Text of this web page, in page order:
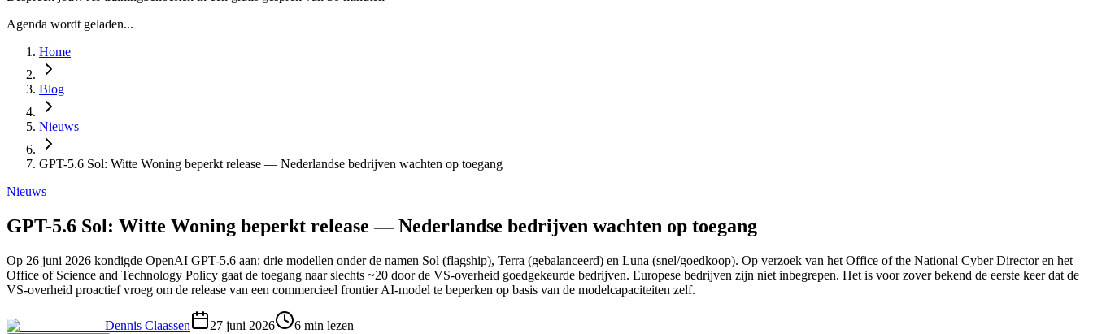
Agenda wordt geladen...
Home
Blog
Nieuws
GPT-5.6 Sol: Witte Woning beperkt release — Nederlandse bedrijven wachten op toegang
Nieuws
GPT-5.6 Sol: Witte Woning beperkt release — Nederlandse bedrijven wachten op toegang
Op 26 juni 2026 kondigde OpenAI GPT-5.6 aan: drie modellen onder de namen Sol (flagship), Terra (gebalanceerd) en Luna (snel/goedkoop). Op verzoek van het Office of the National Cyber Director en het
Office of Science and Technology Policy gaat de toegang naar slechts ~20 door de VS-overheid goedgekeurde bedrijven. Europese bedrijven zijn niet inbegrepen. Het is voor zover bekend de eerste keer dat de
VS-overheid proactief vroeg om de release van een commercieel frontier AI-model te beperken op basis van de modelcapaciteiten zelf.
Dennis Claassen 27 juni 2026 6 min lezen